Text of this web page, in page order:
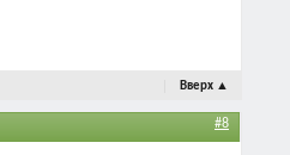
Вверх ▲
#8